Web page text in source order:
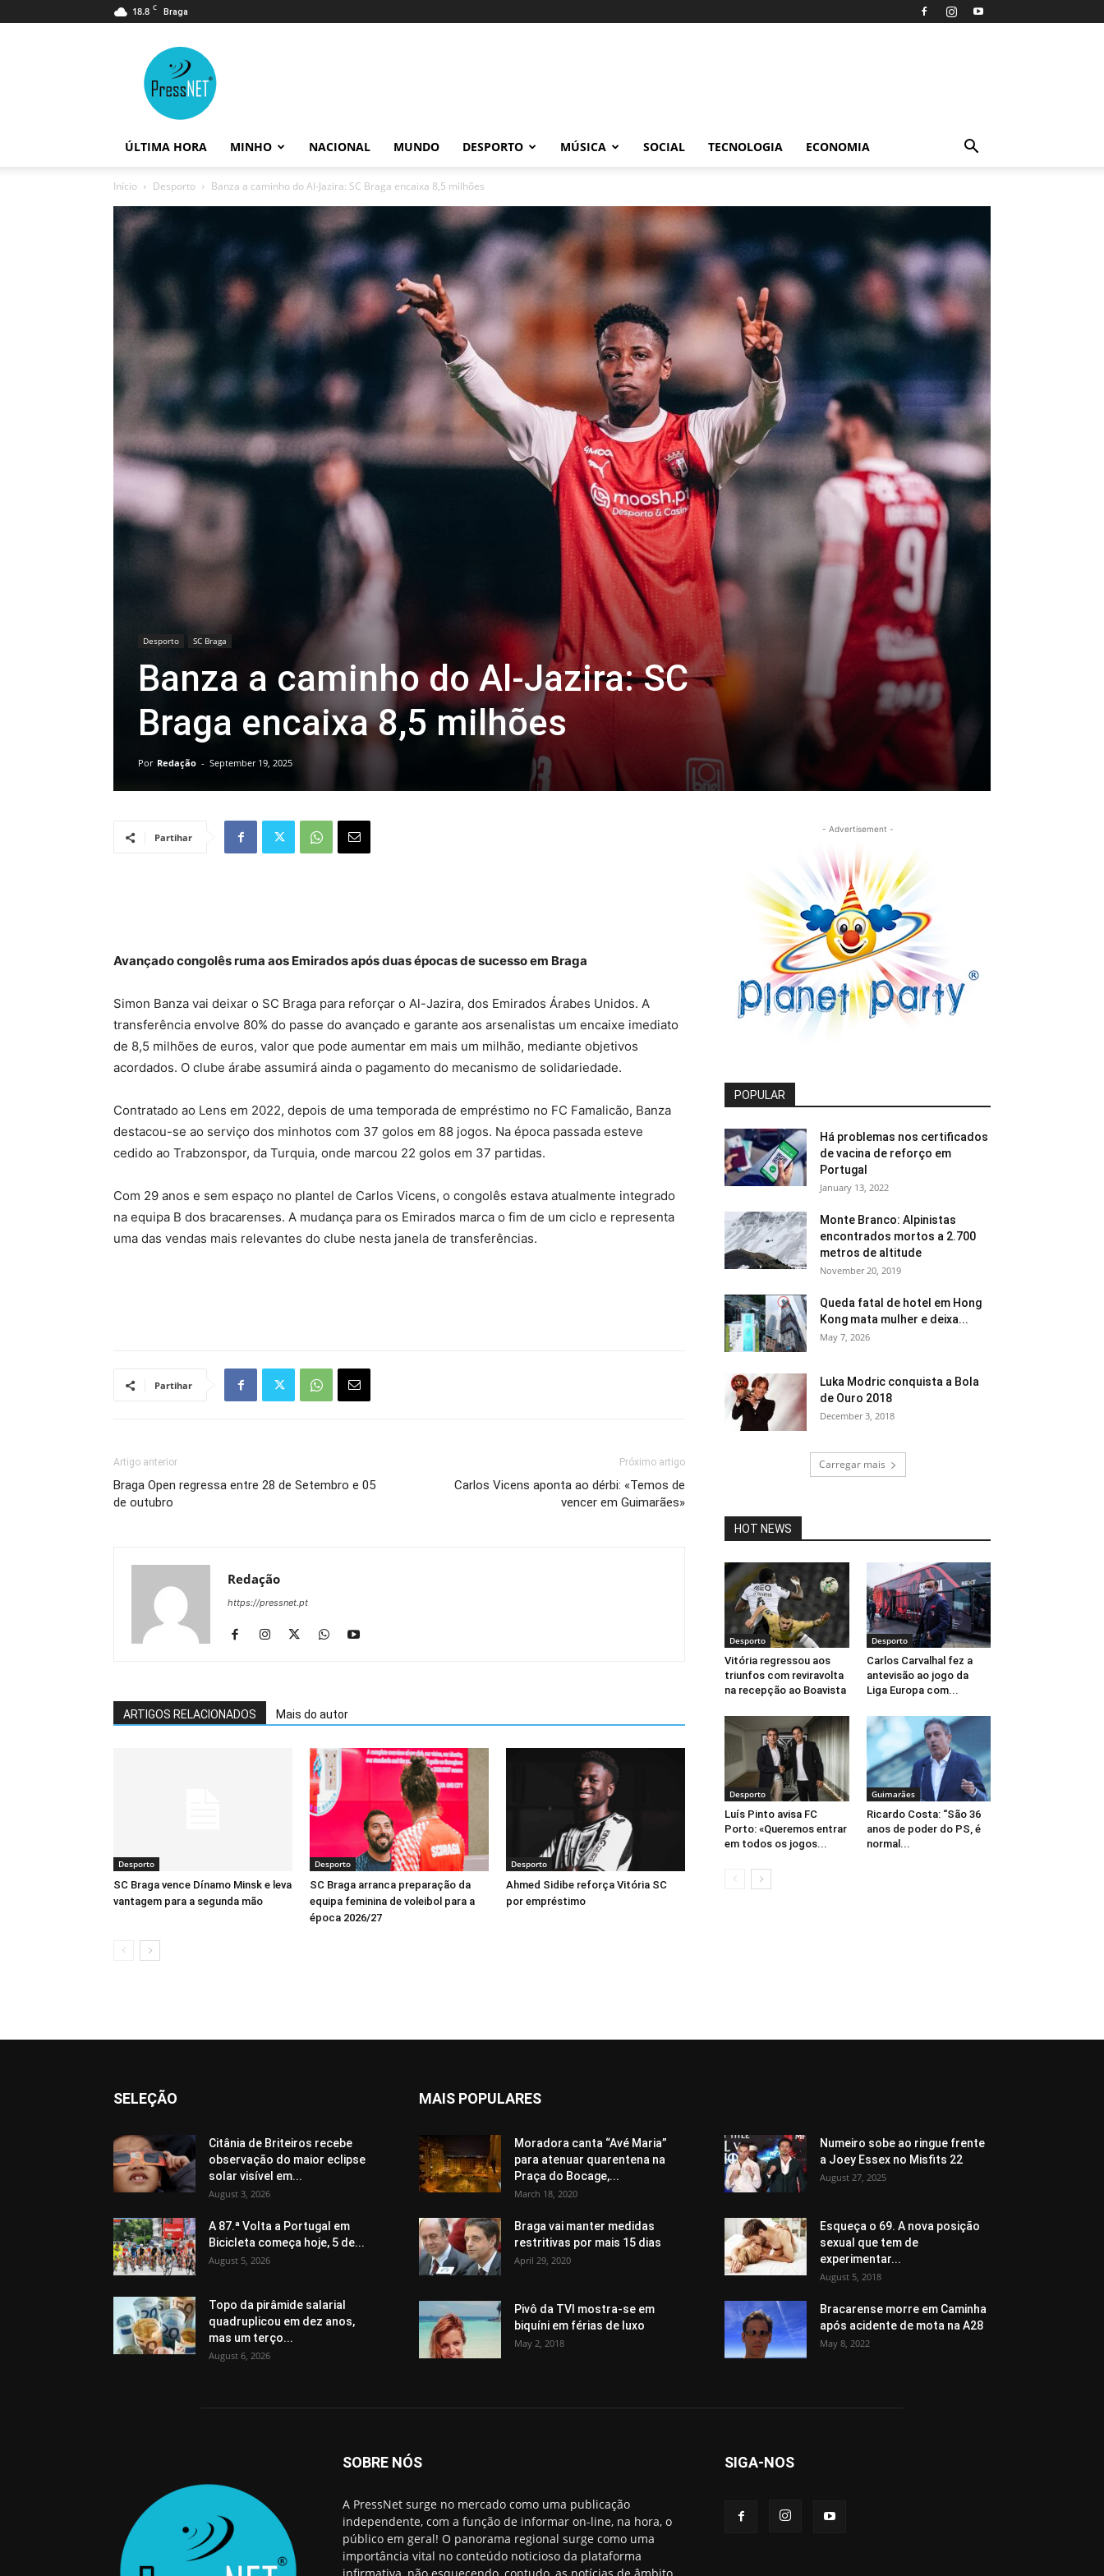
18.8 C Braga
ÚLTIMA HORA MINHO NACIONAL MUNDO DESPORTO MÚSICA SOCIAL TECNOLOGIA ECONOMIA
Início Desporto Banza a caminho do Al-Jazira: SC Braga encaixa 8,5 milhões
Desporto SC Braga
Banza a caminho do Al-Jazira: SC
Braga encaixa 8,5 milhões
Por Redação - September 19, 2025
Partihar
Avançado congolês ruma aos Emirados após duas épocas de sucesso em Braga
Simon Banza vai deixar o SC Braga para reforçar o Al-Jazira, dos Emirados Árabes Unidos. A
transferência envolve 80% do passe do avançado e garante aos arsenalistas um encaixe imediato
de 8,5 milhões de euros, valor que pode aumentar em mais um milhão, mediante objetivos
acordados. O clube árabe assumirá ainda o pagamento do mecanismo de solidariedade.
Contratado ao Lens em 2022, depois de uma temporada de empréstimo no FC Famalicão, Banza
destacou-se ao serviço dos minhotos com 37 golos em 88 jogos. Na época passada esteve
cedido ao Trabzonspor, da Turquia, onde marcou 22 golos em 37 partidas.
Com 29 anos e sem espaço no plantel de Carlos Vicens, o congolês estava atualmente integrado
na equipa B dos bracarenses. A mudança para os Emirados marca o fim de um ciclo e representa
uma das vendas mais relevantes do clube nesta janela de transferências.
Partihar
Artigo anterior
Braga Open regressa entre 28 de Setembro e 05
de outubro
Próximo artigo
Carlos Vicens aponta ao dérbi: «Temos de
vencer em Guimarães»
Redação
https://pressnet.pt
ARTIGOS RELACIONADOS Mais do autor
Desporto
SC Braga vence Dínamo Minsk e leva
vantagem para a segunda mão
Desporto
SC Braga arranca preparação da
equipa feminina de voleibol para a
época 2026/27
Desporto
Ahmed Sidibe reforça Vitória SC
por empréstimo
- Advertisement -
POPULAR
Há problemas nos certificados
de vacina de reforço em
Portugal
January 13, 2022
Monte Branco: Alpinistas
encontrados mortos a 2.700
metros de altitude
November 20, 2019
Queda fatal de hotel em Hong
Kong mata mulher e deixa...
May 7, 2026
Luka Modric conquista a Bola
de Ouro 2018
December 3, 2018
Carregar mais
HOT NEWS
Desporto
Vitória regressou aos
triunfos com reviravolta
na recepção ao Boavista
Desporto
Carlos Carvalhal fez a
antevisão ao jogo da
Liga Europa com...
Desporto
Luís Pinto avisa FC
Porto: «Queremos entrar
em todos os jogos...
Guimarães
Ricardo Costa: “São 36
anos de poder do PS, é
normal...
SELEÇÃO
Citânia de Briteiros recebe
observação do maior eclipse
solar visível em...
August 3, 2026
A 87.ª Volta a Portugal em
Bicicleta começa hoje, 5 de...
August 5, 2026
Topo da pirâmide salarial
quadruplicou em dez anos,
mas um terço...
August 6, 2026
MAIS POPULARES
Moradora canta “Avé Maria”
para atenuar quarentena na
Praça do Bocage,...
March 18, 2020
Numeiro sobe ao ringue frente
a Joey Essex no Misfits 22
August 27, 2025
Braga vai manter medidas
restritivas por mais 15 dias
April 29, 2020
Esqueça o 69. A nova posição
sexual que tem de
experimentar...
August 5, 2018
Pivô da TVI mostra-se em
biquíni em férias de luxo
May 2, 2018
Bracarense morre em Caminha
após acidente de mota na A28
May 8, 2022
SOBRE NÓS
A PressNet surge no mercado como uma publicação
independente, com a função de informar on-line, na hora, o
público em geral! O panorama regional surge como uma
importância vital no conteúdo noticioso da plataforma
SIGA-NOS